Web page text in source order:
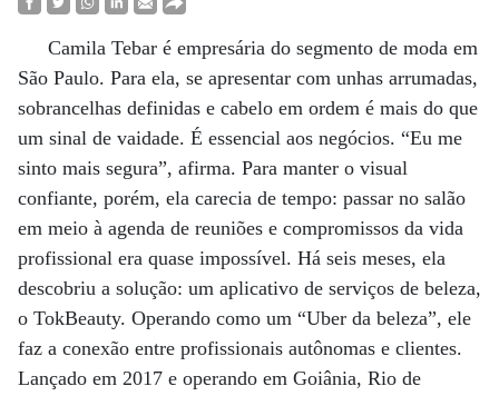
Camila Tebar é empresária do segmento de moda em
São Paulo. Para ela, se apresentar com unhas arrumadas,
sobrancelhas definidas e cabelo em ordem é mais do que
um sinal de vaidade. É essencial aos negócios. “Eu me
sinto mais segura”, afirma. Para manter o visual
confiante, porém, ela carecia de tempo: passar no salão
em meio à agenda de reuniões e compromissos da vida
profissional era quase impossível. Há seis meses, ela
descobriu a solução: um aplicativo de serviços de beleza,
o TokBeauty. Operando como um “Uber da beleza”, ele
faz a conexão entre profissionais autônomas e clientes.
Lançado em 2017 e operando em Goiânia, Rio de